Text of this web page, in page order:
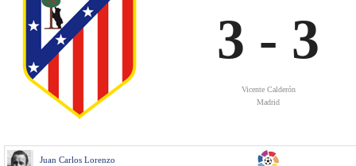
3 - 3
Vicente Calderón
Madrid
Juan Carlos Lorenzo